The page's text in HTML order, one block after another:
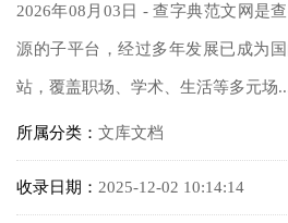
2026年08月03日 - 查字典范文网是
源的子平台，经过多年发展已成为
站，覆盖职场、学术、生活等多元场
所属分类： 文库文档
收录日期： 2025-12-02 10:14:14